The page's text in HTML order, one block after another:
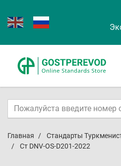
Главная Стандарты
Ст DNV-OS-D201-2022